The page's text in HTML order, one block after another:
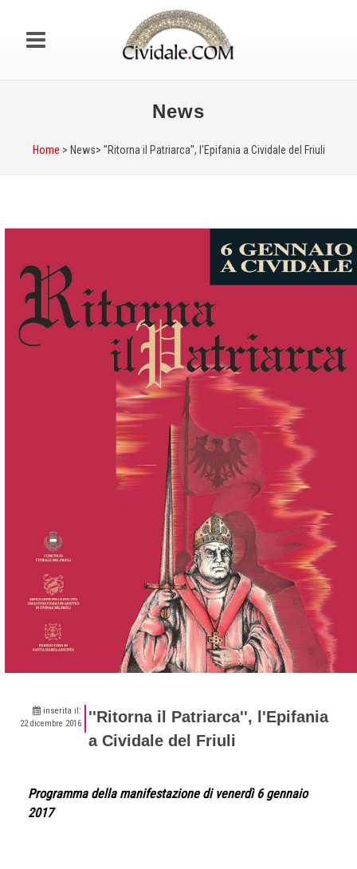
News
Home > News> ''Ritorna il Patriarca'', l'Epifania a Cividale del Friuli
inserita il:
22 dicembre 2016
''Ritorna il Patriarca'', l'Epifania
a Cividale del Friuli
Programma della manifestazione di venerdì 6 gennaio
2017